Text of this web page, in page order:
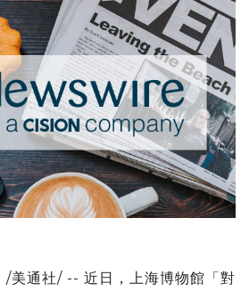
/美通社/ -- 近日，上海博物館「對